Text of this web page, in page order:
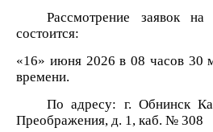
Рассмотрение заявок
состоится:
«16» июня 2026 в 08 часов 30
времени.
По адресу: г. Обнинск
Преображения, д. 1, каб. № 308